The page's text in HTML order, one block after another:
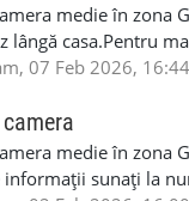
medie în zona
lângă casa.Pentru
07 Feb 2026,
medie în zona
sunați la